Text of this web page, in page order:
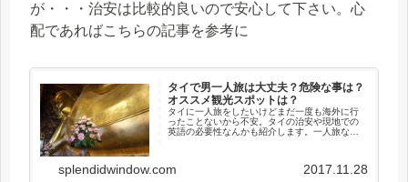
が・・・治安は比較的良いので安心して下さい。心
配であればこちらの記事を参考に
タイで男一人旅は大丈夫？危険な事は？
オススメ観光スポットは？
タイに一人旅をしたいけどまだ一度も海外に行
ったことないから不安。タイの治安や現地での
英語の必要性なんかも紹介します。一人旅なら
splendidwindow.com 2017.11.28